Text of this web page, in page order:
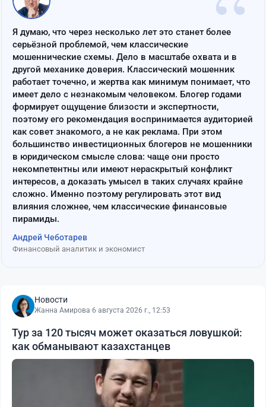
Я думаю, что через несколько лет это станет более
серьёзной проблемой, чем классические
мошеннические схемы. Дело в масштабе охвата и в
другой механике доверия. Классический мошенник
работает точечно, и жертва как минимум понимает, что
имеет дело с незнакомым человеком. Блогер годами
формирует ощущение близости и экспертности,
поэтому его рекомендация воспринимается аудиторией
как совет знакомого, а не как реклама. При этом
большинство инвестиционных блогеров не мошенники
в юридическом смысле слова: чаще они просто
некомпетентны или имеют нераскрытый конфликт
интересов, а доказать умысел в таких случаях крайне
сложно. Именно поэтому регулировать этот вид
влияния сложнее, чем классические финансовые
пирамиды.
Андрей Чеботарев
Финансовый аналитик и экономист
Новости
Жанна Амирова·6 августа 2026 г., 12:53
Тур за 120 тысяч может оказаться ловушкой:
как обманывают казахстанцев